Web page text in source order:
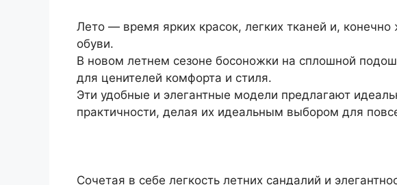
Лето — время ярких красок, легких тканей и,
обуви.
В новом летнем сезоне босоножки на сплошной
для ценителей комфорта и стиля.
Эти удобные и элегантные модели предлагают
практичности, делая их идеальным выбором для
Сочетая в себе легкость летних сандалий и